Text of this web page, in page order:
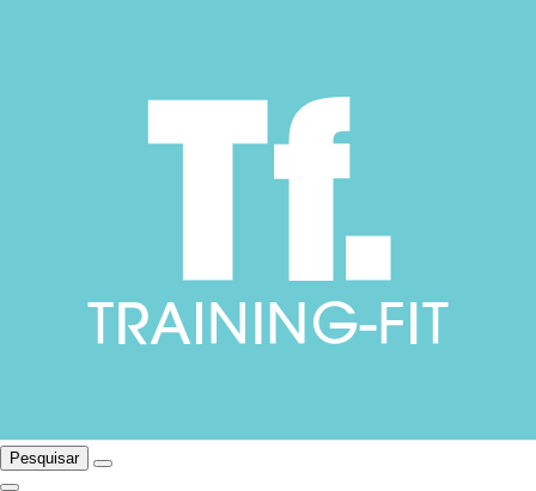
Pesquisar